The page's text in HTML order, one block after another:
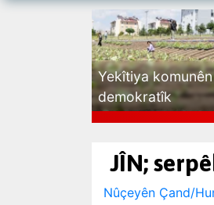
Yekîtiya komunên
demokratîk
JÎN;
Nûçeyên Çand/